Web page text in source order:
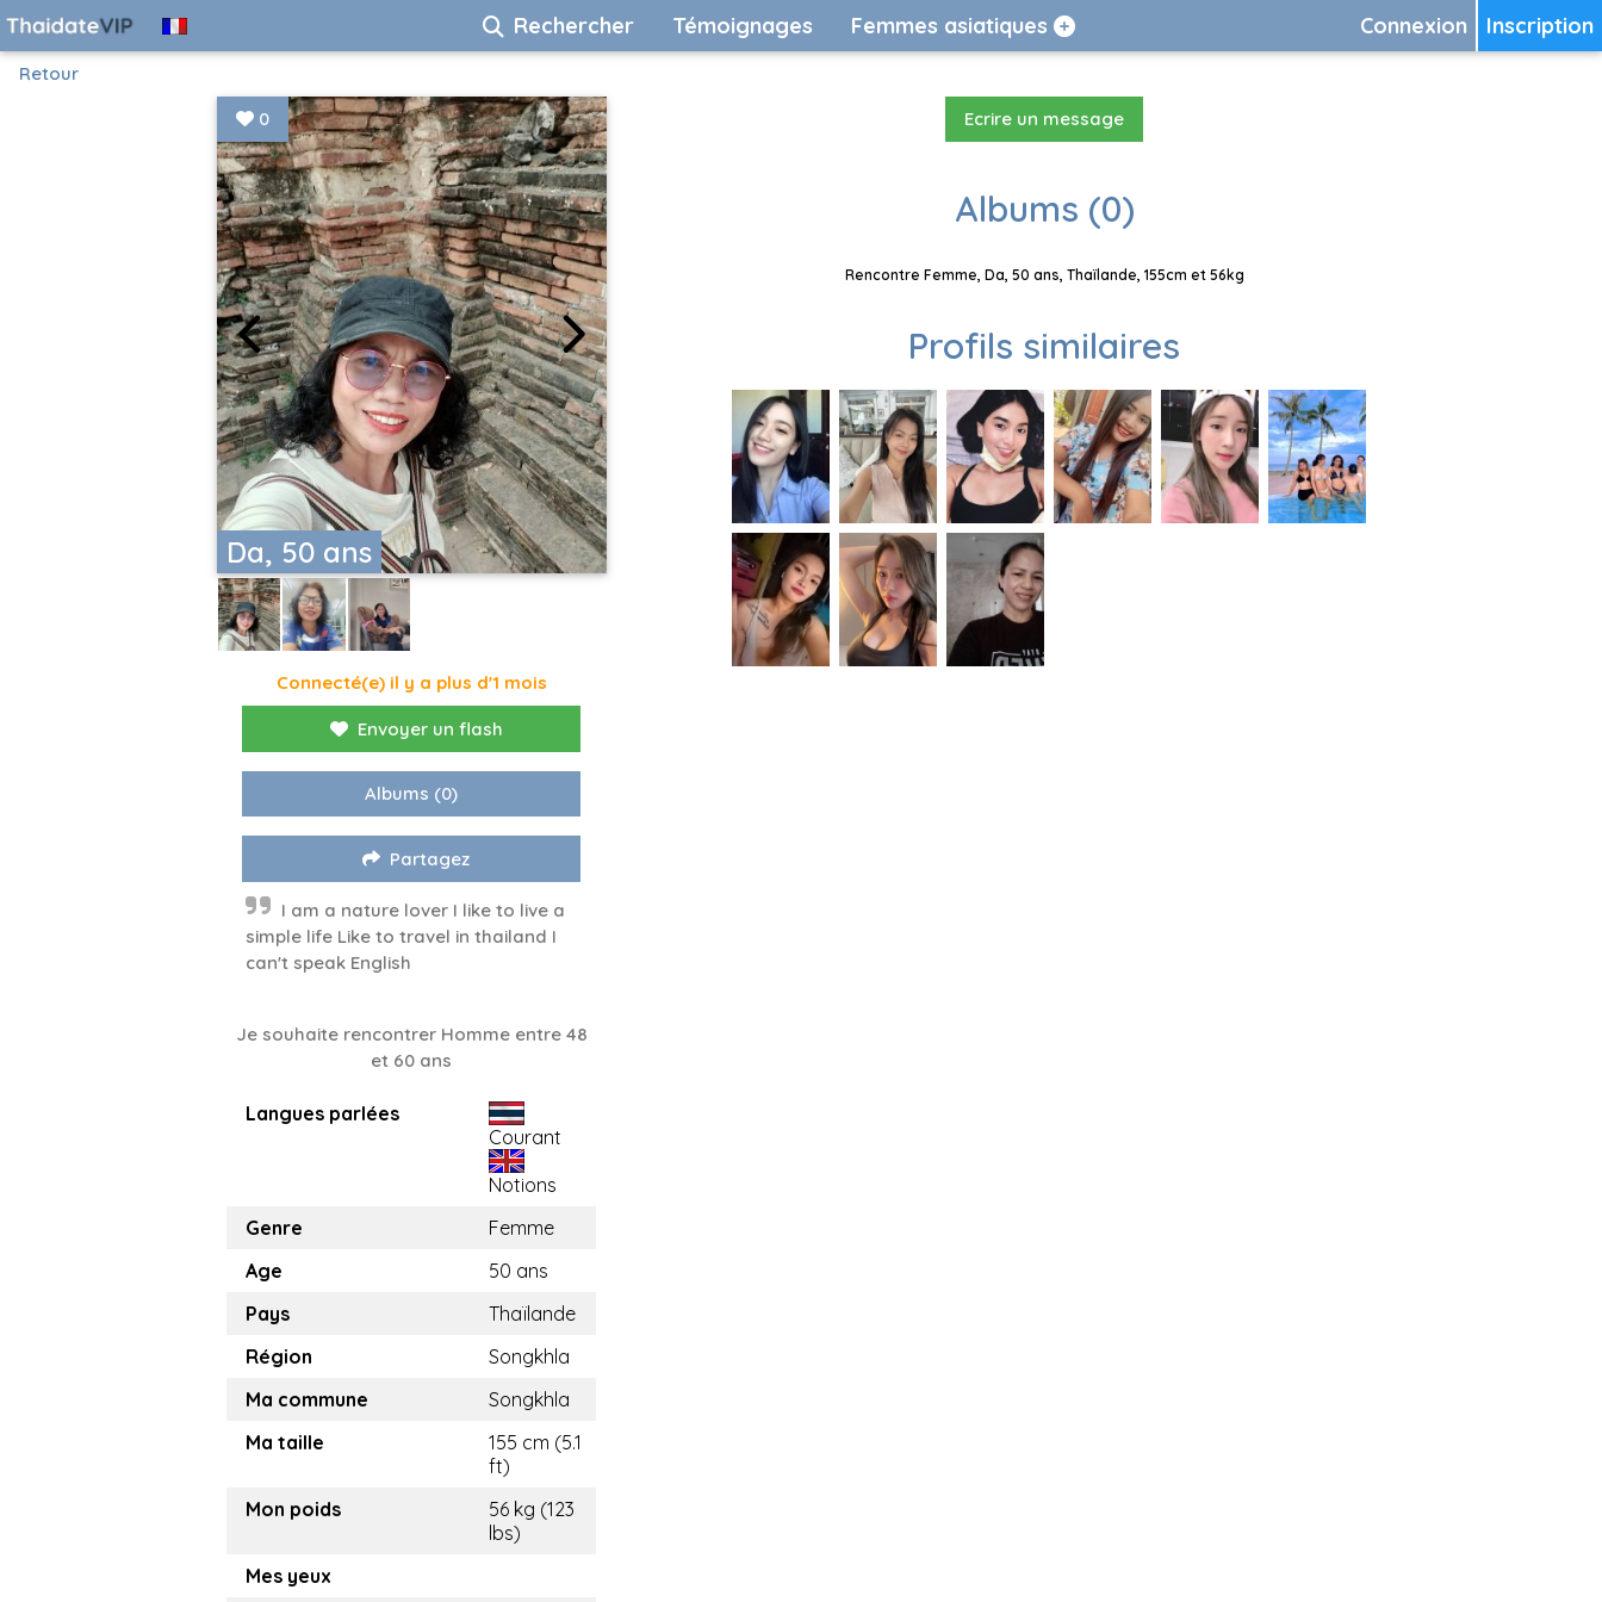
Inscription
Connexion
Rechercher Témoignages Femmes asiatiques
Retour
Da, 50 ans
0
Connecté(e) il y a plus d'1 mois
Envoyer un flash
Albums (0)
Partagez
I am a nature lover I like to live a
simple life Like to travel in thailand I
can't speak English
Je souhaite rencontrer Homme entre 48
et 60 ans
Langues parlées
Courant
Notions
Genre
Femme
Age
50 ans
Pays
Thaïlande
Région
Songkhla
Ma commune
Songkhla
Ma taille
155 cm (5.1
ft)
Mon poids
56 kg (123
lbs)
Mes yeux
Ecrire un message
Albums (0)
Rencontre Femme, Da, 50 ans, Thaïlande, 155cm et 56kg
Profils similaires